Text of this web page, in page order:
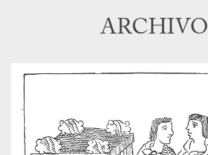
ARCHIVO